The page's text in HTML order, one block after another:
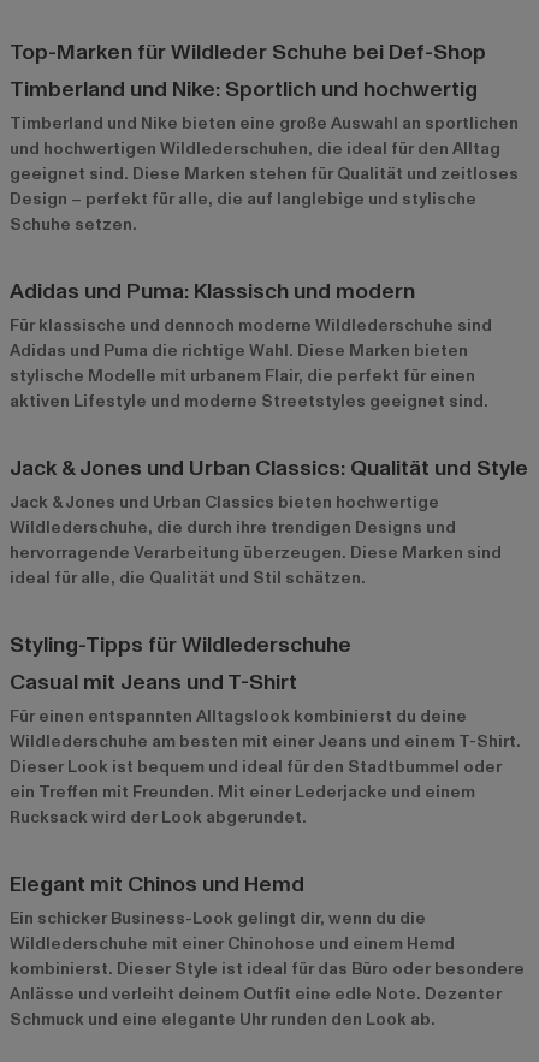
Top-Marken für Wildleder Schuhe bei Def-Shop
Timberland und Nike: Sportlich und hochwertig
Timberland und Nike bieten eine große Auswahl an sportlichen
und hochwertigen Wildlederschuhen, die ideal für den Alltag
geeignet sind. Diese Marken stehen für Qualität und zeitloses
Design – perfekt für alle, die auf langlebige und stylische
Schuhe setzen.
Adidas und Puma: Klassisch und modern
Für klassische und dennoch moderne Wildlederschuhe sind
Adidas und Puma die richtige Wahl. Diese Marken bieten
stylische Modelle mit urbanem Flair, die perfekt für einen
aktiven Lifestyle und moderne Streetstyles geeignet sind.
Jack & Jones und Urban Classics: Qualität und Style
Jack & Jones und Urban Classics bieten hochwertige
Wildlederschuhe, die durch ihre trendigen Designs und
hervorragende Verarbeitung überzeugen. Diese Marken sind
ideal für alle, die Qualität und Stil schätzen.
Styling-Tipps für Wildlederschuhe
Casual mit Jeans und T-Shirt
Für einen entspannten Alltagslook kombinierst du deine
Wildlederschuhe am besten mit einer Jeans und einem T-Shirt.
Dieser Look ist bequem und ideal für den Stadtbummel oder
ein Treffen mit Freunden. Mit einer Lederjacke und einem
Rucksack wird der Look abgerundet.
Elegant mit Chinos und Hemd
Ein schicker Business-Look gelingt dir, wenn du die
Wildlederschuhe mit einer Chinohose und einem Hemd
kombinierst. Dieser Style ist ideal für das Büro oder besondere
Anlässe und verleiht deinem Outfit eine edle Note. Dezenter
Schmuck und eine elegante Uhr runden den Look ab.